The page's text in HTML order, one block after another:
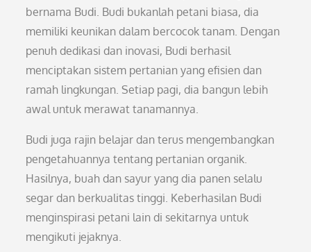
bernama Budi. Budi bukanlah petani biasa, dia
memiliki keunikan dalam bercocok tanam. Dengan
penuh dedikasi dan inovasi, Budi berhasil
menciptakan sistem pertanian yang efisien dan
ramah lingkungan. Setiap pagi, dia bangun lebih
awal untuk merawat tanamannya.
Budi juga rajin belajar dan terus mengembangkan
pengetahuannya tentang pertanian organik.
Hasilnya, buah dan sayur yang dia panen selalu
segar dan berkualitas tinggi. Keberhasilan Budi
menginspirasi petani lain di sekitarnya untuk
mengikuti jejaknya.